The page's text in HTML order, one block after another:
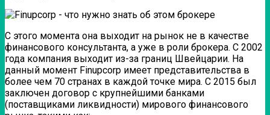
С этого момента она выходит на рынок не в качестве
финансового консультанта, а уже в роли брокера. С 2002
года компания выходит из-за границ Швейцарии. На
данный момент Finupcorp имеет представительства в
более чем 70 странах в каждой точке мира. С 2015 был
заключен договор с крупнейшими банками
(поставщиками ликвидности) мирового финансового